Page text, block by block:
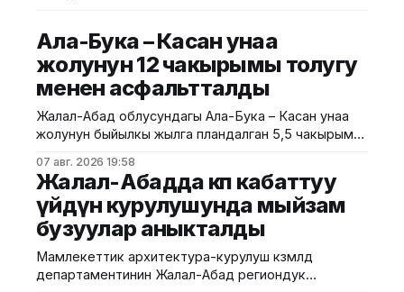
Ала-Бука – Касан унаа
жолунун 12 чакырымы толугу
менен асфальтталды
Жалал-Абад облусундагы Ала-Бука – Касан унаа
жолунун быйылкы жылга пландалган 5,5 чакырым
аяктады. Транспорт жана коммуникациялар
министрлигинин маалыматына ылайык, жол куруу
иштери №17 Жол эксплуатациялоо мекемеси
тарабынан белгиленген графикке ылайык,
курулуштун сапат талаптарын сактоо менен
жүргүзүлдү. Аталган жолдун жалпы 12 чакырымына
07 авг. 2026 19:58
Жалал-Абадда көп кабаттуу
үйдүн курулушунда мыйзам
бузуулар аныкталды
Мамлекеттик архитектура-курулуш көзөмөлдөө
департаментинин Жалал-Абад региондук